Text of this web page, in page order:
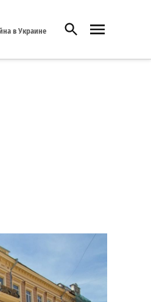
в Украине Открыть поиск